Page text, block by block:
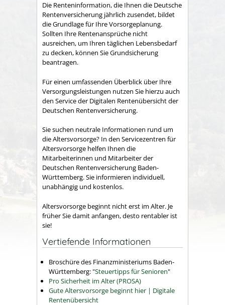
Die Renteninformation, die Ihnen die Deutsche
Rentenversicherung jährlich zusendet, bildet
die Grundlage für Ihre Vorsorgeplanung.
Sollten Ihre Rentenansprüche nicht
ausreichen, um Ihren täglichen Lebensbedarf
zu decken, können Sie Grundsicherung
beantragen.
Für einen umfassenden Überblick über Ihre
Versorgungsleistungen nutzen Sie hierzu auch
den Service der Digitalen Rentenübersicht der
Deutschen Rentenversicherung.
Sie suchen neutrale Informationen rund um
die Altersvorsorge? In den Servicezentren für
Altersvorsorge helfen Ihnen die
Mitarbeiterinnen und Mitarbeiter der
Deutschen Rentenversicherung Baden-
Württemberg. Sie informieren individuell,
unabhängig und kostenlos.
Altersvorsorge beginnt nicht erst im Alter. Je
früher Sie damit anfangen, desto rentabler ist
sie!
Vertiefende Informationen
Broschüre des Finanzministeriums Baden-
Württemberg: "Steuertipps für Senioren"
Pro Sicherheit im Alter (PROSA)
Gute Altersvorsorge beginnt hier | Digitale
Rentenübersicht